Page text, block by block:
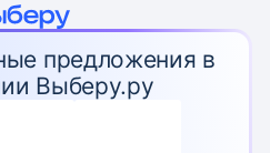
предложения в
Выберу.ру